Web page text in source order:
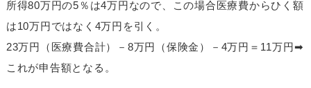
所得80万円の5％は4万円なので、この場合医療費からひく額
は10万円ではなく4万円を引く。
23万円（医療費合計）－8万円（保険金）－4万円＝11万円➡
これが申告額となる。